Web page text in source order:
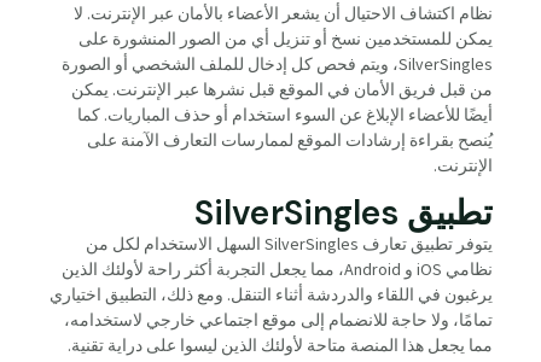
نظام اكتشاف الاحتيال أن يشعر الأعضاء بالأمان عبر الإنترنت. لا
يمكن للمستخدمين نسخ أو تنزيل أي من الصور المنشورة على
SilverSingles، ويتم فحص كل إدخال للملف الشخصي أو الصورة
من قبل فريق الأمان في الموقع قبل نشرها عبر الإنترنت. يمكن
أيضًا للأعضاء الإبلاغ عن السوء استخدام أو حذف المباريات. كما
يُنصح بقراءة إرشادات الموقع لممارسات التعارف الآمنة على
الإنترنت.
تطبيق SilverSingles
يتوفر تطبيق تعارف SilverSingles السهل الاستخدام لكل من
نظامي iOS و Android، مما يجعل التجربة أكثر راحة لأولئك الذين
يرغبون في اللقاء والدردشة أثناء التنقل. ومع ذلك، التطبيق اختياري
تمامًا، ولا حاجة للانضمام إلى موقع اجتماعي خارجي لاستخدامه،
مما يجعل هذا المنصة متاحة لأولئك الذين ليسوا على دراية تقنية.